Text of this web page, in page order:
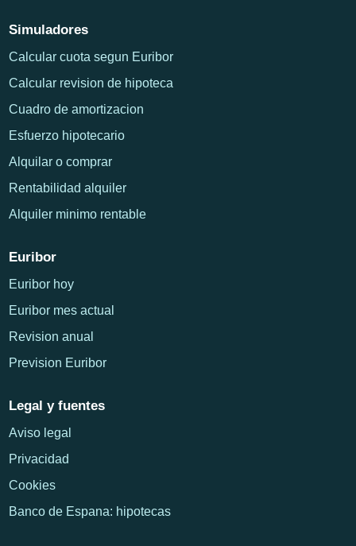
Simuladores
Calcular cuota segun Euribor
Calcular revision de hipoteca
Cuadro de amortizacion
Esfuerzo hipotecario
Alquilar o comprar
Rentabilidad alquiler
Alquiler minimo rentable
Euribor
Euribor hoy
Euribor mes actual
Revision anual
Prevision Euribor
Legal y fuentes
Aviso legal
Privacidad
Cookies
Banco de Espana: hipotecas